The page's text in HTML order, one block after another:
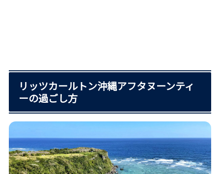
リッツカールトン沖縄アフタヌーンティ
ーの過ごし方